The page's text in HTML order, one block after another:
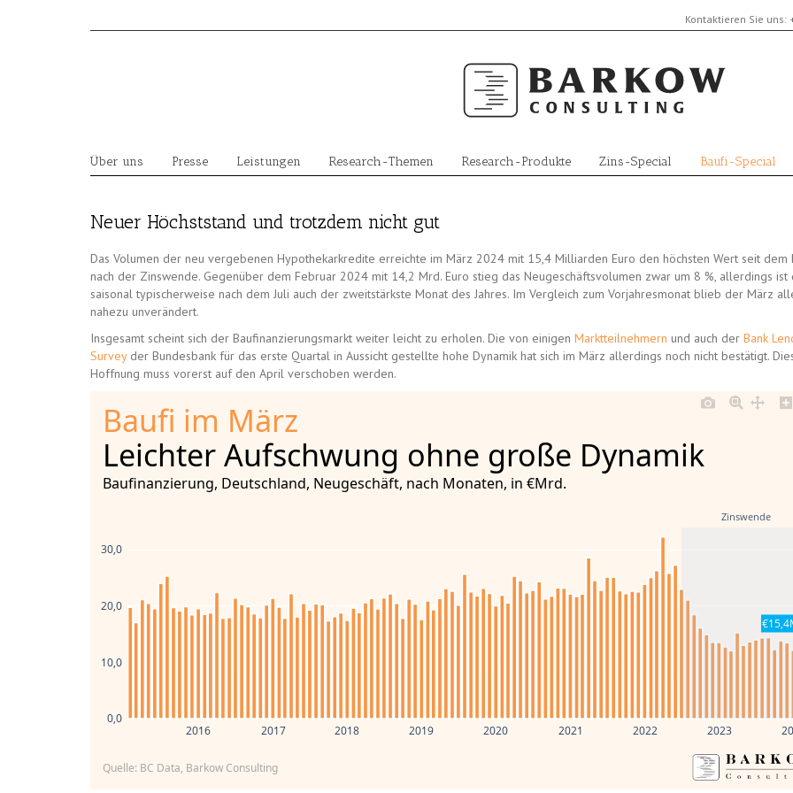
Kontaktieren Sie uns:
Über uns Presse Leistungen Research-Themen Research-Produkte Zins-Special Baufi-Special
Neuer Höchststand und trotzdem nicht gut
Das Volumen der neu vergebenen Hypothekarkredite erreichte im März 2024 mit 15,4 Milliarden Euro den höchsten Wert seit dem
nach der Zinswende. Gegenüber dem Februar 2024 mit 14,2 Mrd. Euro stieg das Neugeschäftsvolumen zwar um 8 %, allerdings ist
saisonal typischerweise nach dem Juli auch der zweitstärkste Monat des Jahres. Im Vergleich zum Vorjahresmonat blieb der März
nahezu unverändert.
Insgesamt scheint sich der Baufinanzierungsmarkt weiter leicht zu erholen. Die von einigen Marktteilnehmern und auch der Bank
Surveyder Bundesbank für das erste Quartal in Aussicht gestellte hohe Dynamik hat sich im März allerdings noch nicht bestätigt.
Hoffnung muss vorerst auf den April verschoben werden.
2016 2017 2018 2019 2020 2021 2022 2023
0,0
10,0
20,0
30,0
Baufi im März
Leichter Aufschwung ohne große Dynamik
Baufinanzierung, Deutschland, Neugeschäft, nach Monaten, in €Mrd.
Quelle: BC Data, Barkow Consulting
Zinswende